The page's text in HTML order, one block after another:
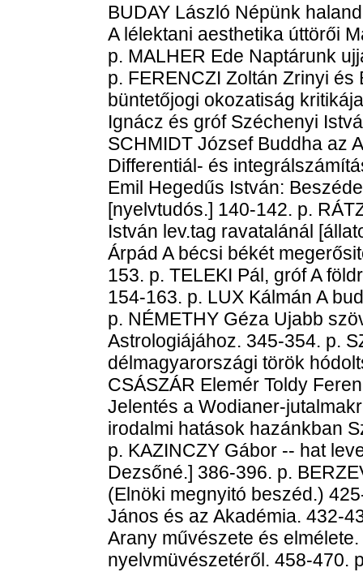
BUDAY László Népünk
A lélektani aesthetika úttörői
p. MALHER Ede Naptárunk
p. FERENCZI Zoltán Zrinyi és
büntetőjogi okozatiság
Ignácz és gróf Széchenyi
SCHMIDT József Buddha az
Differentiál- és
Emil Hegedűs István:
[nyelvtudós.] 140-142. p.
István lev.tag ravatalánál
Árpád A bécsi békét
153. p. TELEKI Pál, gróf A
154-163. p. LUX Kálmán A
p. NÉMETHY Géza Ujabb
Astrologiájához. 345-354. p.
délmagyarországi török
CSÁSZÁR Elemér Toldy
Jelentés a Wodianer-
irodalmi hatások hazánkban
p. KAZINCZY Gábor -- hat
Dezsőné.] 386-396. p.
(Elnöki megnyitó beszéd.)
János és az Akadémia. 432-
Arany művészete és
nyelvmüvészetéről. 458-470.